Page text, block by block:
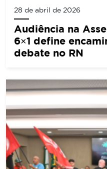
28 de abril de 2026
Audiência na
6×1 define
debate no RN